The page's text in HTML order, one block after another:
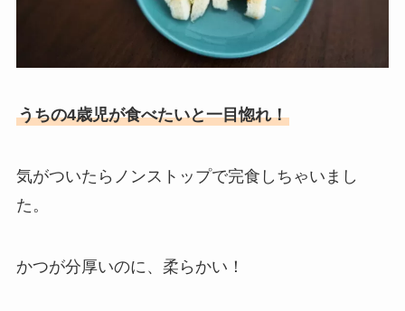
うちの4歳児が食べたいと一目惚れ！
気がついたらノンストップで完食しちゃいまし
た。
かつが分厚いのに、柔らかい！